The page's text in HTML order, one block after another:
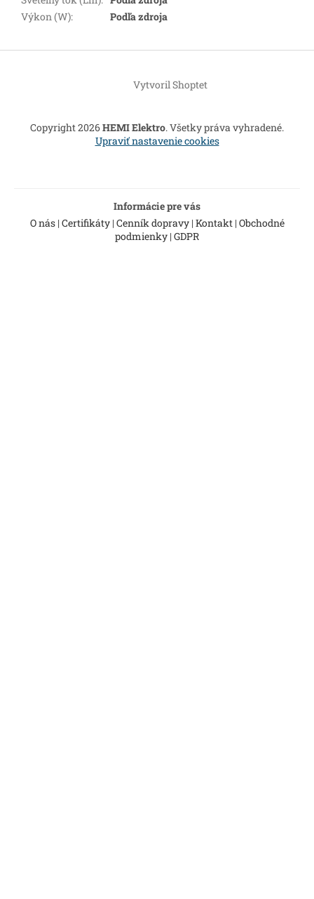
Výkon (W): Podľa zdroja
Vytvoril Shoptet
Copyright 2026HEMI Elektro. Všetky práva vyhradené.
Upraviť nastavenie cookies
Informácie pre vás
O nás| Certifikáty| Cenník dopravy| Kontakt| Obchodné
podmienky | GDPR